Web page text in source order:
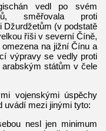
vedl po svém
směřovala proti
Džurdžetům (v podstatě
říši v severní Číně,
na jižní Čínu a
výpravy se vedly proti
státům v čele
vojenskými úspěchy
uvádí mezi jinými tyto:
nesl jen minimum